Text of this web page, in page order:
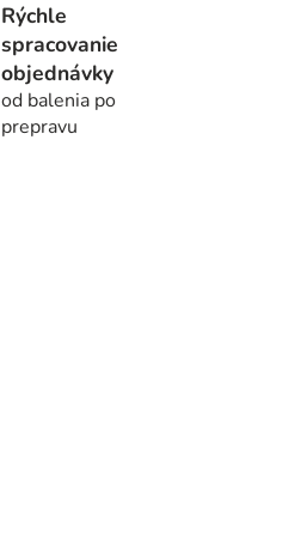
Rýchle
spracovanie
objednávky
od balenia po
prepravu